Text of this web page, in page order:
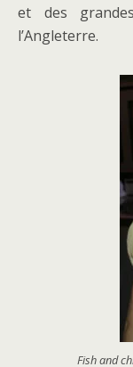
et des
l’Angleterre.
Fish and